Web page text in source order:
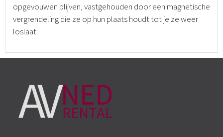
opgevouwen blijven, vastgehouden door een magnetische
vergrendeling die ze op hun plaats houdt tot je ze weer
loslaat.